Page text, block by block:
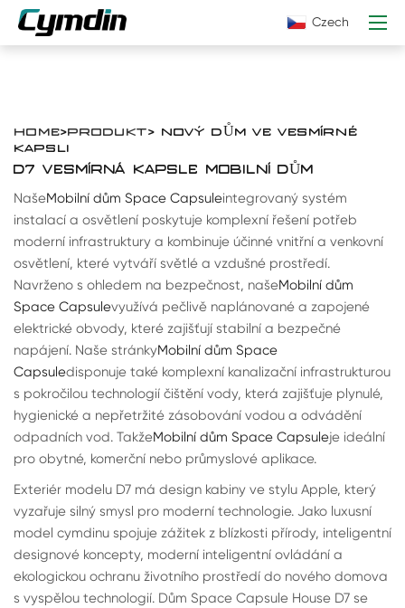
Czech
HOME>PRODUKT> NOVÝ DŮM VE VESMÍRNÉ
KAPSLI
D7 VESMÍRNÁ KAPSLE MOBILNÍ DŮM
NašeMobilní dům Space Capsuleintegrovaný systém
instalací a osvětlení poskytuje komplexní řešení potřeb
moderní infrastruktury a kombinuje účinné vnitřní a venkovní
osvětlení, které vytváří světlé a vzdušné prostředí.
Navrženo s ohledem na bezpečnost, našeMobilní dům
Space Capsulevyužívá pečlivě naplánované a zapojené
elektrické obvody, které zajišťují stabilní a bezpečné
napájení. Naše stránkyMobilní dům Space
Capsuledisponuje také komplexní kanalizační infrastrukturou
s pokročilou technologií čištění vody, která zajišťuje plynulé,
hygienické a nepřetržité zásobování vodou a odvádění
odpadních vod. TakžeMobilní dům Space Capsuleje ideální
pro obytné, komerční nebo průmyslové aplikace.
Exteriér modelu D7 má design kabiny ve stylu Apple, který
vyzařuje silný smysl pro moderní technologie. Jako luxusní
model cymdinu spojuje zážitek z blízkosti přírody, inteligentní
designové koncepty, moderní inteligentní ovládání a
ekologickou ochranu životního prostředí do nového domova
s vyspělou technologií. Dům Space Capsule House D7 se